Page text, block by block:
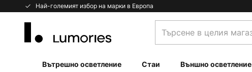
Най-големият избор на марки в Европа
Прескачане
магазин...
Вътрешно осветление Стаи Външно осветление